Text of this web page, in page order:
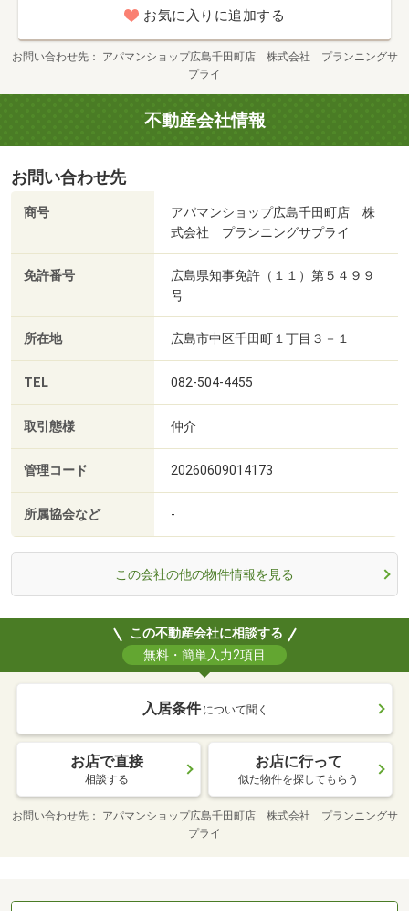
お気に入りに追加する
お問い合わせ先
アパマンショップ広島千田町店 株式会社 プランニングサ
プライ
不動産会社情報
お問い合わせ先
商号
アパマンショップ広島千田町店 株
式会社 プランニングサプライ
免許番号
広島県知事免許（１１）第５４９９
号
所在地 広島市中区千田町１丁目３－１
TEL 082-504-4455
取引態様 仲介
管理コード 20260609014173
所属協会など -
この会社の他の物件情報を見る
この不動産会社に相談する
無料・簡単入力2項目
入居条件 について聞く
お店で直接
相談する
お店に行って
似た物件を探してもらう
お問い合わせ先
アパマンショップ広島千田町店 株式会社 プランニングサ
プライ